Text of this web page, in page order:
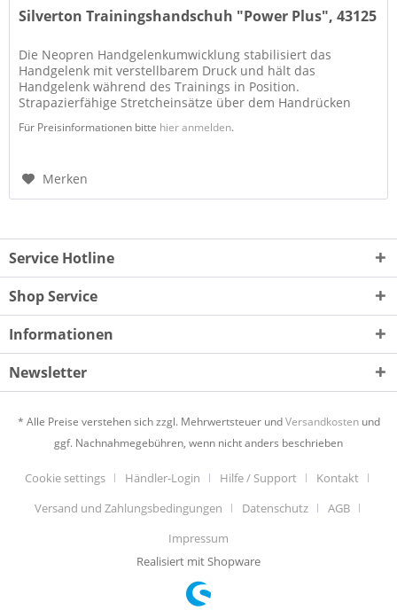
Silverton Trainingshandschuh "Power Plus", 43125
Die Neopren Handgelenkumwicklung stabilisiert das
Handgelenk mit verstellbarem Druck und hält das
Handgelenk während des Trainings in Position.
Strapazierfähige Stretcheinsätze über dem Handrücken
Für Preisinformationen bitte hier anmelden.
Merken
Service Hotline
Shop Service
Informationen
Newsletter
* Alle Preise verstehen sich zzgl. Mehrwertsteuer undVersandkostenund
ggf. Nachnahmegebühren, wenn nicht anders beschrieben
Cookie settings Händler-Login Hilfe / Support
Kontakt
Versand und Zahlungsbedingungen
Datenschutz
AGB
Impressum
Realisiert mit Shopware